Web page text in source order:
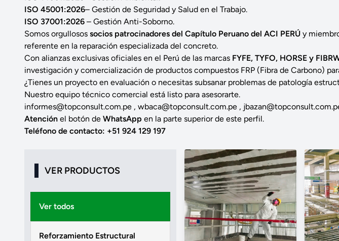
ISO 45001:2026– Gestión de Seguridad y Salud en el Trabajo.
ISO 37001:2026 – Gestión Anti-Soborno.
Somos orgullosos socios patrocinadores del Capítulo Peruano del ACI PERÚ y
referente en la reparación especializada del concreto.
Con alianzas exclusivas oficiales en el Perú de las marcas FYFE, TYFO, HORSE y
investigación y comercialización de productos compuestos FRP (Fibra de Carbono)
¿Tienes un proyecto en evaluación o necesitas subsanar problemas de patología
Nuestro equipo técnico comercial está listo para asesorarte.
informes@topconsult.com.pe , wbaca@topconsult.com.pe ,
Atención el botón de WhatsApp en la parte superior de este perfil.
Teléfono de contacto: +51 924 129 197
VER PRODUCTOS
Ver todos
Reforzamiento Estructural